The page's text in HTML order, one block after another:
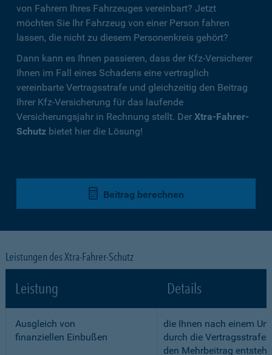
von Fahrern Ihres Fahrzeuges vereinbart? Jetzt
möchten Sie Ihr Fahrzeug von einer Person fahren
lassen, die nicht zu diesem Personenkreis gehört?
Dann kann es Ihnen passieren, dass der Kfz-Versicherer
Ihnen im Fall eines Schadens eine vertraglich
vereinbarte Vertragsstrafe und gleichzeitig den Beitrag
Ihrer Kfz-Versicherung für das laufende
Versicherungsjahr in Rechnung stellt. Der Xtra-Fahrer-
Schutz bietet hier die Lösung!
Beitrag berechnen
Leistungen des Xtra-Fahrer-Schutz
Leistung Details
Ausgleich von
finanziellen Einbußen
die Ihnen nach einem
durch die Vertragsstrafe
den Mehrbeitrag